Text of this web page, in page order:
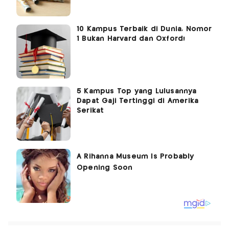
10 Kampus Terbaik di Dunia, Nomor
1 Bukan Harvard dan Oxford!
5 Kampus Top yang Lulusannya
Dapat Gaji Tertinggi di Amerika
Serikat